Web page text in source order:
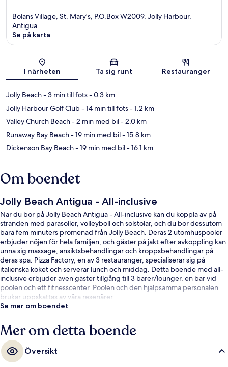
Bolans Village, St. Mary's, P.O.Box W2009, Jolly Harbour,
Antigua
Se på karta
I närheten Ta sig runt Restauranger
Jolly Beach- 3 min till fots- 0.3 km
Jolly Harbour Golf Club- 14 min till fots- 1.2 km
Valley Church Beach- 2 min med bil- 2.0 km
Runaway Bay Beach- 19 min med bil- 15.8 km
Dickenson Bay Beach- 19 min med bil- 16.1 km
Om boendet
Jolly Beach Antigua - All-inclusive
När du bor på Jolly Beach Antigua - All-inclusive kan du koppla av på
stranden med parasoller, volleyboll och solstolar, och du bor dessutom
bara fem minuters promenad från Jolly Beach. Deras 2 utomhuspooler
erbjuder nöjen för hela familjen, och gäster på jakt efter avkoppling kan
unna sig massage, ansiktsbehandlingar och kroppsbehandlingar på
deras spa. Pizza Factory, en av 3 restauranger, specialiserar sig på
italienska köket och serverar lunch och middag. Detta boende med all-
inclusive erbjuder även gäster tillgång till 3 barer/lounger, en bar vid
poolen och ett fitnesscenter. Poolen och den hjälpsamma personalen
brukar uppskattas av våra resenärer.
Se mer om boendet
Mer om detta boende
Översikt